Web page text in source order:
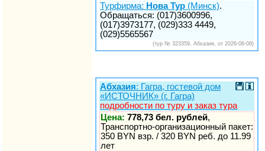
Турфирма: Нова Тур (Минск).
Обращаться: (017)3600996,
(017)3973177, (029)333 4449,
(029)5565567
(тур № 323359, Абхазия, от 2026-08-09)
Абхазия: Гагра, гостевой дом
«ИСТОЧНИК» (г. Гагра)
подробности по туру и заказ тура
Цена: 778,73 бел. рублей,
Транспортно-организационный пакет:
350 BYN взр. / 320 BYN реб. до 11.99
лет